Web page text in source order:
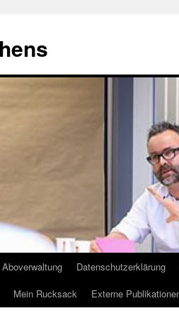
Aboverwaltung Datenschutzerklärung
Mein Rucksack Externe